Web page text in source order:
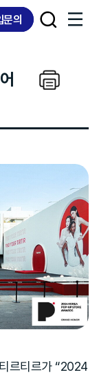
문의
르티르가 “2024